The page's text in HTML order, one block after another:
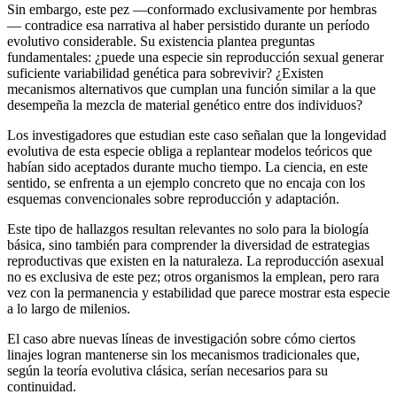
Sin embargo, este pez —conformado exclusivamente por hembras
— contradice esa narrativa al haber persistido durante un período
evolutivo considerable. Su existencia plantea preguntas
fundamentales: ¿puede una especie sin reproducción sexual generar
suficiente variabilidad genética para sobrevivir? ¿Existen
mecanismos alternativos que cumplan una función similar a la que
desempeña la mezcla de material genético entre dos individuos?
Los investigadores que estudian este caso señalan que la longevidad
evolutiva de esta especie obliga a replantear modelos teóricos que
habían sido aceptados durante mucho tiempo. La ciencia, en este
sentido, se enfrenta a un ejemplo concreto que no encaja con los
esquemas convencionales sobre reproducción y adaptación.
Este tipo de hallazgos resultan relevantes no solo para la biología
básica, sino también para comprender la diversidad de estrategias
reproductivas que existen en la naturaleza. La reproducción asexual
no es exclusiva de este pez; otros organismos la emplean, pero rara
vez con la permanencia y estabilidad que parece mostrar esta especie
a lo largo de milenios.
El caso abre nuevas líneas de investigación sobre cómo ciertos
linajes logran mantenerse sin los mecanismos tradicionales que,
según la teoría evolutiva clásica, serían necesarios para su
continuidad.